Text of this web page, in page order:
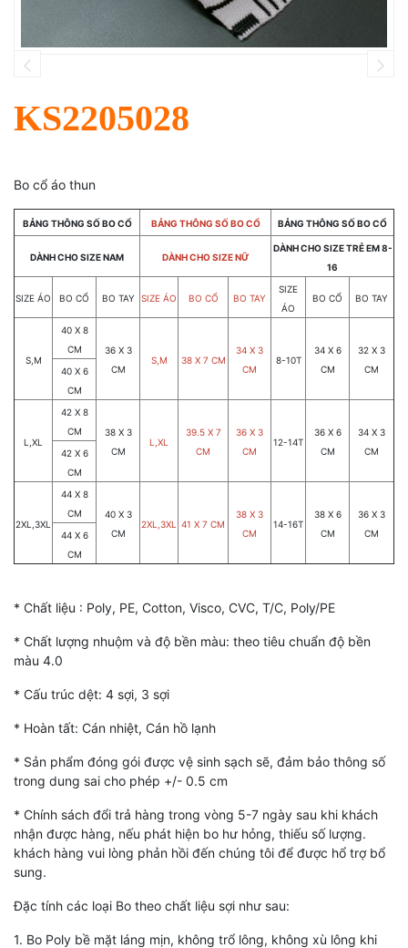
KS2205028
Bo cổ áo thun
BẢNG THÔNG SỐ BO CỔ BẢNG THÔNG SỐ BO CỔ BẢNG THÔNG SỐ BO CỔ
DÀNH CHO SIZE NAM DÀNH CHO SIZE NỮ
DÀNH CHO SIZE TRẺ EM 8-
16
SIZE ÁO BO CỔ BO TAY SIZE ÁO BO CỔ BO TAY
SIZE
ÁO
BO CỔ BO TAY
S,M
40 X 8
CM
36 X 3
CM
S,M 38 X 7 CM
34 X 3
CM
8-10T
34 X 6
CM
32 X 3
CM
40 X 6
CM
L,XL
42 X 8
CM
38 X 3
CM
L,XL
39.5 X 7
CM
36 X 3
CM
12-14T
36 X 6
CM
34 X 3
CM
42 X 6
CM
2XL,3XL
44 X 8
CM
40 X 3
CM
2XL,3XL 41 X 7 CM
38 X 3
CM
14-16T
38 X 6
CM
36 X 3
CM
44 X 6
CM
* Chất liệu : Poly, PE, Cotton, Visco, CVC, T/C, Poly/PE
* Chất lượng nhuộm và độ bền màu: theo tiêu chuẩn độ bền
màu 4.0
* Cấu trúc dệt: 4 sợi, 3 sợi
* Hoàn tất: Cán nhiệt, Cán hồ lạnh
* Sản phẩm đóng gói được vệ sinh sạch sẽ, đảm bảo thông số
trong dung sai cho phép +/- 0.5 cm
* Chính sách đổi trả hàng trong vòng 5-7 ngày sau khi khách
nhận được hàng, nếu phát hiện bo hư hỏng, thiếu số lượng.
khách hàng vui lòng phản hồi đến chúng tôi để được hổ trợ bổ
sung.
Đặc tính các loại Bo theo chất liệu sợi như sau:
1. Bo Poly bề mặt láng mịn, không trổ lông, không xù lông khi